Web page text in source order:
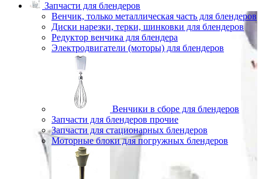
Запчасти для блендеров
Венчик, только металлическая часть для блендеров
Диски нарезки, терки, шинковки для блендеров
Редуктор венчика для блендера
Электродвигатели (моторы) для блендеров
Венчики в сборе для блендеров
Запчасти для блендеров прочие
Запчасти для стационарных блендеров
Моторные блоки для погружных блендеров